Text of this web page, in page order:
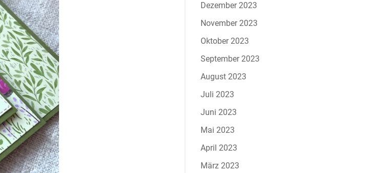
Dezember 2023
November 2023
Oktober 2023
September 2023
August 2023
Juli 2023
Juni 2023
Mai 2023
April 2023
März 2023